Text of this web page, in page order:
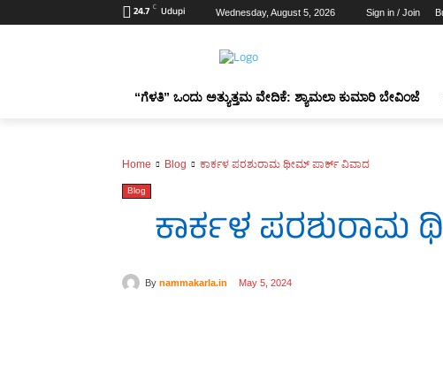
24.7 C Udupi Wednesday, August 5, 2026 Sign in / Join
“ಗೆಳತಿ” ಒಂದು ಅತ್ಯುತ್ತಮ ವೇದಿಕೆ: ಶ್ಯಾಮಲಾ ಕುಮಾರಿ ಬೇವಿಂಜೆ
Home Blog ಕಾರ್ಕಳ ಪರಶುರಾಮ ಥೀಮ್ ಪಾರ್ಕ್ ವಿವಾದ
Blog
ಕಾರ್ಕಳ
By nammakarla.in May 5, 2024